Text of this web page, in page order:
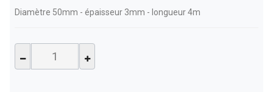
Diamètre 50mm - épaisseur 3mm - longueur 4m